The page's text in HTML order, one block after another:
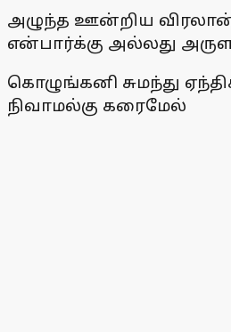
அழுந்த ஊன்றிய
என்பார்க்கு அல்லது
கொழுங்கனி சுமந்து
நிவாமல்கு கரைமேல்